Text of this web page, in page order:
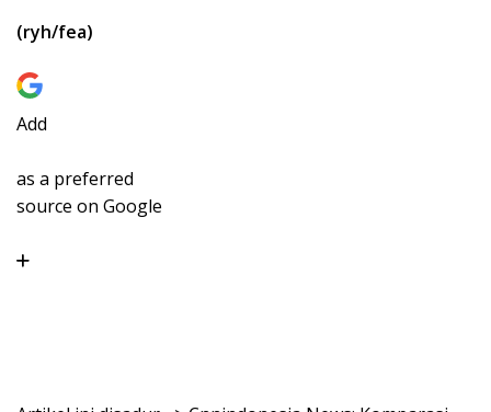
(ryh/fea)
Add
as a preferred
source on Google